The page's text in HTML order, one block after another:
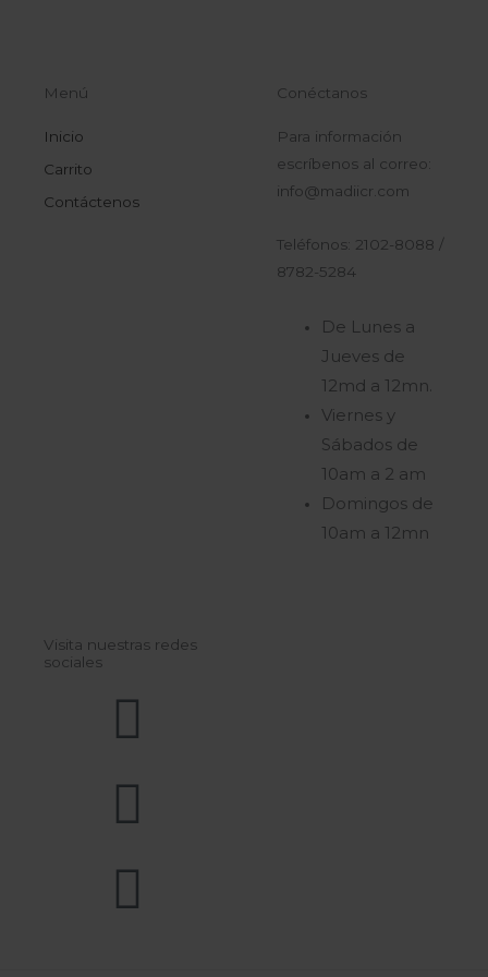
Menú
Inicio
Carrito
Contáctenos
Conéctanos
Para información
escríbenos al correo:
info@madiicr.com
Teléfonos: 2102-8088 /
8782-5284
De Lunes a
Jueves de
12md a 12mn.
Viernes y
Sábados de
10am a 2 am
Domingos de
10am a 12mn
Visita nuestras redes
sociales